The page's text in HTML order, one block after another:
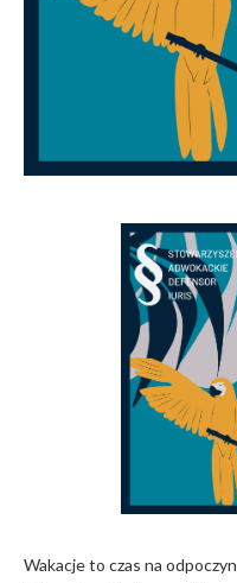
Wakacje to czas na